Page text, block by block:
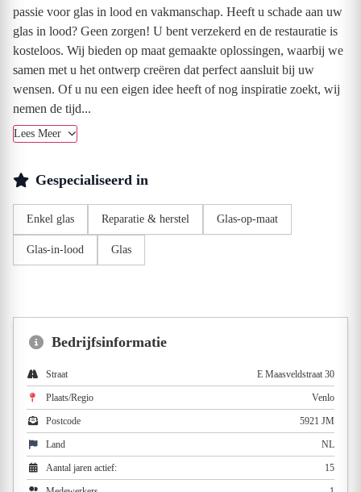
passie voor glas in lood en vakmanschap. Heeft u schade aan uw
glas in lood? Geen zorgen! U bent verzekerd en de restauratie is
kosteloos. Wij bieden op maat gemaakte oplossingen, waarbij we
samen met u het ontwerp creëren dat perfect aansluit bij uw
wensen. Of u nu een eigen idee heeft of nog inspiratie zoekt, wij
nemen de tijd...
Lees Meer
Gespecialiseerd in
Enkel glas Reparatie & herstel Glas-op-maat
Glas-in-lood Glas
Bedrijfsinformatie
Straat E Maasveldstraat 30
Plaats/Regio Venlo
Postcode 5921 JM
Land NL
Aantal jaren actief: 15